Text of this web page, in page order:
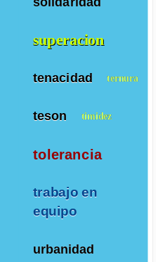
superacion
tenacidad ternura
teson timidez
tolerancia
trabajo en
equipo
urbanidad